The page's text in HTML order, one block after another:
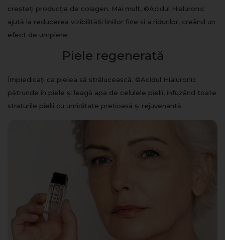
creșteți producția de colagen. Mai mult, ©Acidul Hialuronic
ajută la reducerea vizibilității liniilor fine și a ridurilor, creând un
efect de umplere.
Piele regenerată
Împiedicați ca pielea să strălucească. ©Acidul Hialuronic
pătrunde în piele și leagă apa de celulele pielii, infuzând toate
straturile pielii cu umiditate prețioasă și rejuvenantă.